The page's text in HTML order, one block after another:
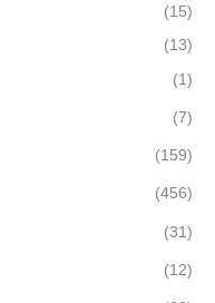
(15)
(13)
(1)
(7)
(159)
(456)
(31)
(12)